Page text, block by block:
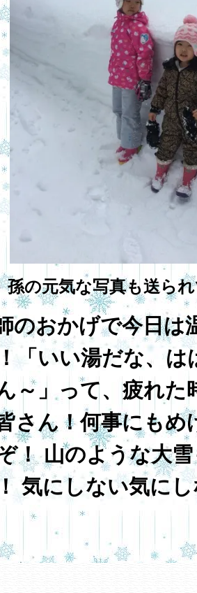
孫の元気な写真も送ら
のおかげで今日は
「いい湯だな、は
～」って、疲れた
さん！何事にもめ
！ 山のような大
気にしない気に